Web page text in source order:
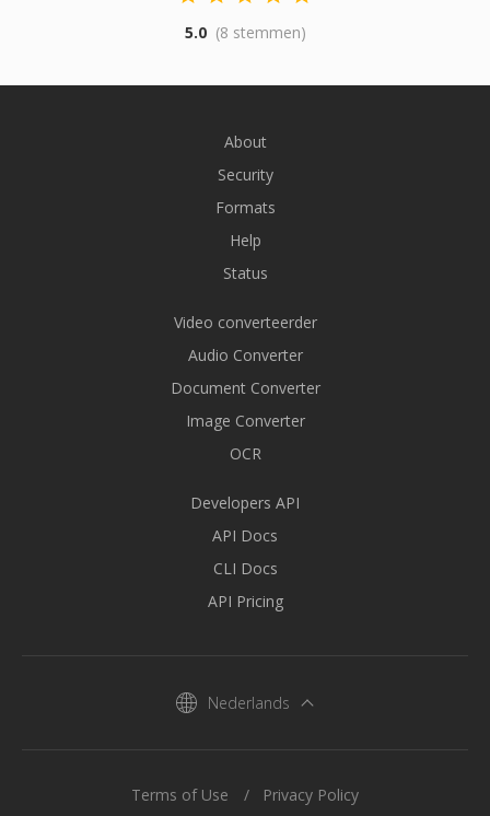
5.0 (8 stemmen)
About
Security
Formats
Help
Status
Video converteerder
Audio Converter
Document Converter
Image Converter
OCR
Developers API
API Docs
CLI Docs
API Pricing
Nederlands
Terms of Use Privacy Policy